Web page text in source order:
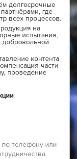
долгосрочные
где
всех процессов.
на
испытания,
добровольной
контента
части
проведение
телефону или